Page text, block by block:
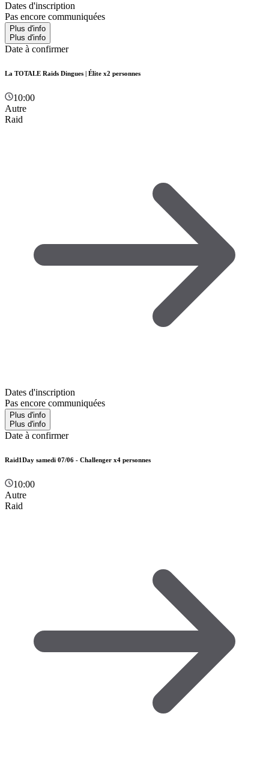
Dates d'inscription
Pas encore communiquées
Plus d'info
Plus d'info
Date à confirmer
La TOTALE Raids Dingues | Élite x2 personnes
10:00
Autre
Raid
Dates d'inscription
Pas encore communiquées
Plus d'info
Plus d'info
Date à confirmer
Raid1Day samedi 07/06 - Challenger x4 personnes
10:00
Autre
Raid